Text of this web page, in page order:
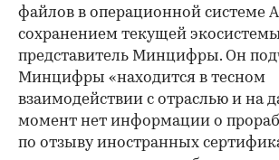
файлов в операционной системе
сохранением текущей
представитель Минцифры. Он
Минцифры «находится в тесном
взаимодействии с отраслью и на
момент нет информации о
по отзыву иностранных